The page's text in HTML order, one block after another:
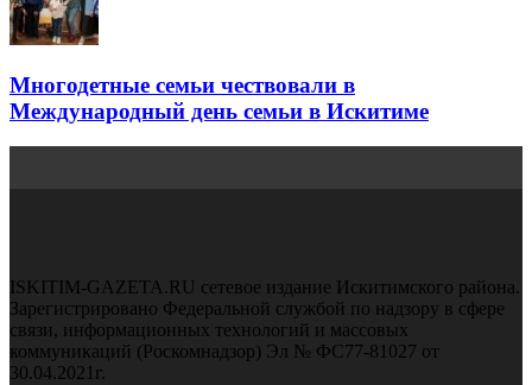
Многодетные семьи чествовали в
Международный день семьи в Искитиме
ISKITIM-GAZETA.RU сетевое издание Искитимского района.
Зарегистрировано Федеральной службой по надзору в сфере
связи, информационных технологий и массовых
коммуникаций (Роскомнадзор) Эл № ФС77-81027 от
30.04.2021г.